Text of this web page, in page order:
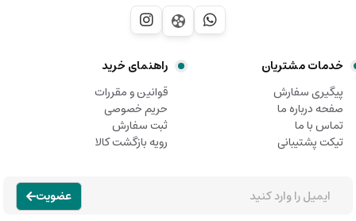
خدمات مشتریان
پیگیری سفارش
صفحه درباره ما
تماس با ما
تیکت پشتیبانی
راهنمای خرید
قوانین و مقررات
حریم خصوصی
ثبت سفارش
رویه بازگشت کالا
عضویت